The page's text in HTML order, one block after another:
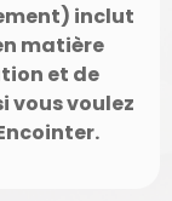
inclut
matière
et de
vous voulez